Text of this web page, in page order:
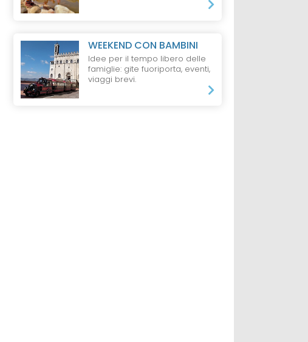
WEEKEND CON BAMBINI
Idee per il tempo libero delle
famiglie: gite fuoriporta, eventi,
viaggi brevi.